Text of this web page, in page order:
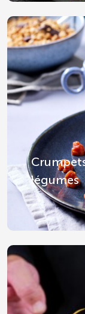
légumes